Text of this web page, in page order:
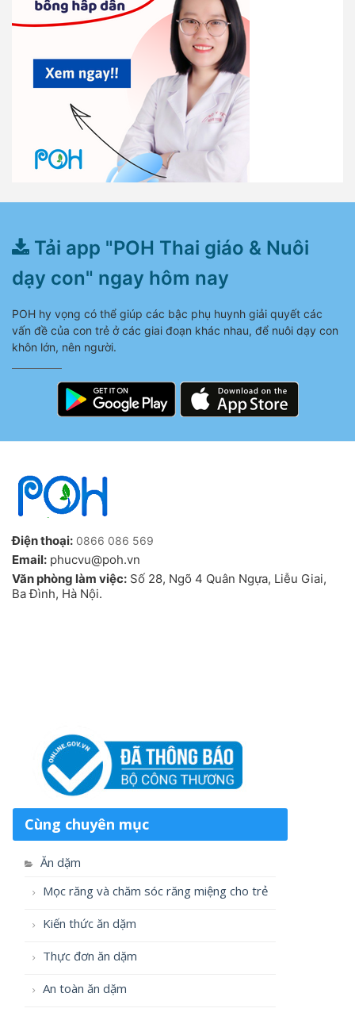
Tải app "POH Thai giáo & Nuôi
dạy con" ngay hôm nay
POH hy vọng có thể giúp các bậc phụ huynh giải quyết các
vấn đề của con trẻ ở các giai đoạn khác nhau, để nuôi dạy con
khôn lớn, nên người.
Điện thoại: 0866 086 569
Email: phucvu@poh.vn
Văn phòng làm việc: Số 28, Ngõ 4 Quân Ngựa, Liễu Giai,
Ba Đình, Hà Nội.
Cùng chuyên mục
Ăn dặm
Mọc răng và chăm sóc răng miệng cho trẻ
Kiến thức ăn dặm
Thực đơn ăn dặm
An toàn ăn dặm